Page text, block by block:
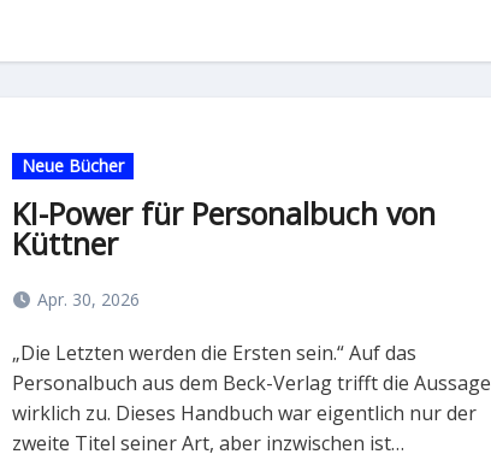
Neue Bücher
KI-Power für Personalbuch von
Küttner
Apr. 30, 2026
„Die Letzten werden die Ersten sein.“ Auf das
Personalbuch aus dem Beck-Verlag trifft die Aussage
wirklich zu. Dieses Handbuch war eigentlich nur der
zweite Titel seiner Art, aber inzwischen ist…